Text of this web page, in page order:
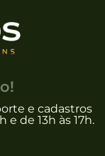
e cadastros
e de 13h às 17h.